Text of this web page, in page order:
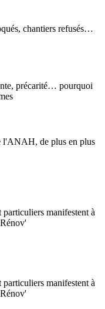
chantiers refusés…
précarité… pourquoi
l'ANAH, de plus en plus
manifestent à
manifestent à